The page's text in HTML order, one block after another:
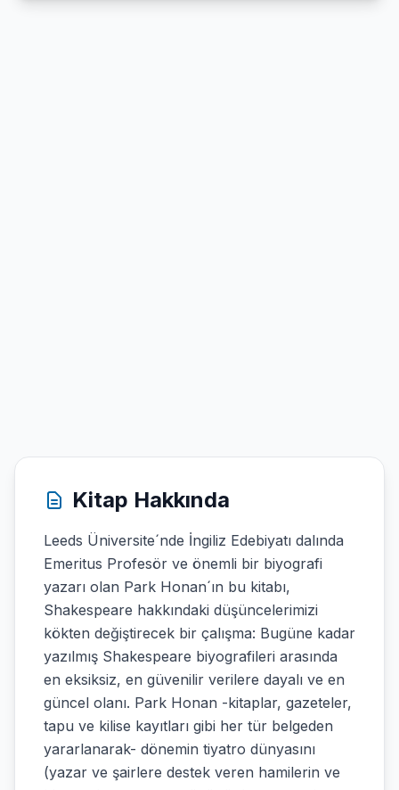
Kitap Hakkında
Leeds Üniversite´nde İngiliz Edebiyatı dalında
Emeritus Profesör ve önemli bir biyografi
yazarı olan Park Honan´ın bu kitabı,
Shakespeare hakkındaki düşüncelerimizi
kökten değiştirecek bir çalışma: Bugüne kadar
yazılmış Shakespeare biyografileri arasında
en eksiksiz, en güvenilir verilere dayalı ve en
güncel olanı. Park Honan -kitaplar, gazeteler,
tapu ve kilise kayıtları gibi her tür belgeden
yararlanarak- dönemin tiyatro dünyasını
(yazar ve şairlere destek veren hamilerin ve